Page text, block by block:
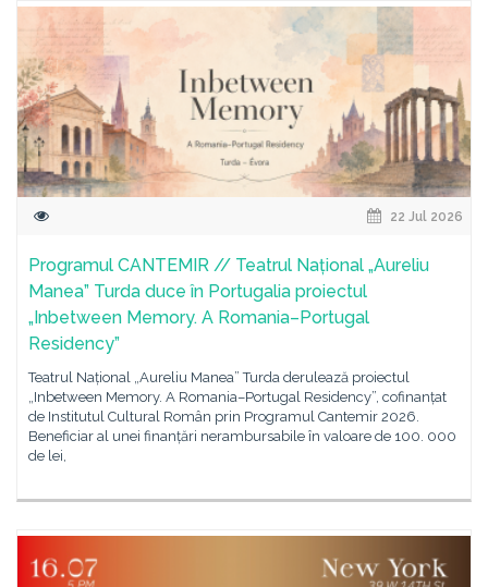
22 Jul 2026
Programul CANTEMIR // Teatrul Național „Aureliu
Manea” Turda duce în Portugalia proiectul
„Inbetween Memory. A Romania–Portugal
Residency”
Teatrul Național „Aureliu Manea” Turda derulează proiectul
„Inbetween Memory. A Romania–Portugal Residency”, cofinanțat
de Institutul Cultural Român prin Programul Cantemir 2026.
Beneficiar al unei finanțări nerambursabile în valoare de 100. 000
de lei,